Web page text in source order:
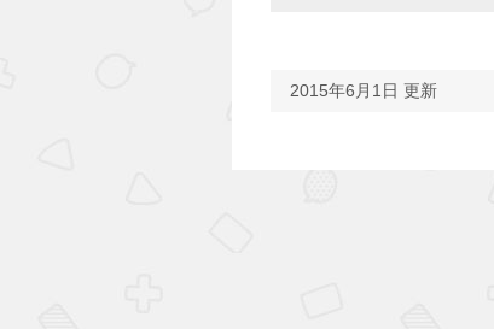
2015年6月1日 更新